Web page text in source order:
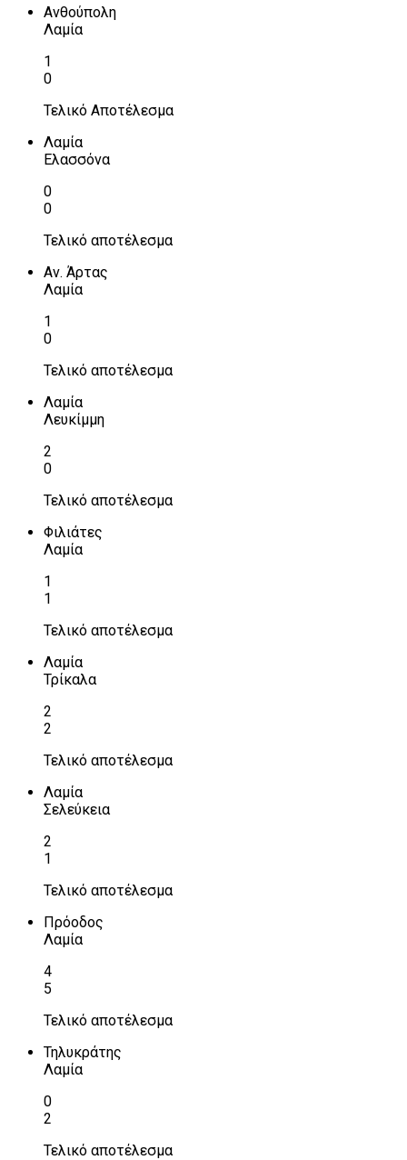
Ανθούπολη
Λαμία
1
0
Τελικό Αποτέλεσμα
Λαμία
Ελασσόνα
0
0
Τελικό αποτέλεσμα
Αν. Άρτας
Λαμία
1
0
Τελικό αποτέλεσμα
Λαμία
Λευκίμμη
2
0
Τελικό αποτέλεσμα
Φιλιάτες
Λαμία
1
1
Τελικό αποτέλεσμα
Λαμία
Τρίκαλα
2
2
Τελικό αποτέλεσμα
Λαμία
Σελεύκεια
2
1
Τελικό αποτέλεσμα
Πρόοδος
Λαμία
4
5
Τελικό αποτέλεσμα
Τηλυκράτης
Λαμία
0
2
Τελικό αποτέλεσμα